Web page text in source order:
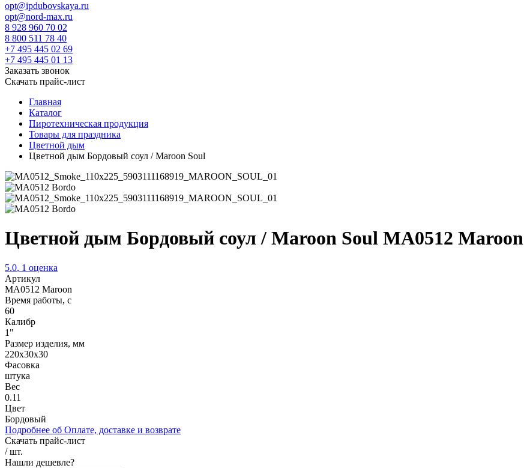
opt@ipdubovskaya.ru
opt@nord-max.ru
8 928 960 70 02
8 800 511 78 40
+7 495 445 02 69
+7 495 445 01 13
Заказать звонок
Скачать прайс-лист
Главная
Каталог
Пиротехническая продукция
Товары для праздника
Цветной дым
Цветной дым Бордовый соул / Maroon Soul
Цветной дым Бордовый соул / Maroon Soul MA0512 Maroon
5.0, 1 оценка
Артикул
MA0512 Maroon
Время работы, с
60
Калибр
1"
Размер изделия, мм
220х30х30
Фасовка
штука
Вес
0.11
Цвет
Бордовый
Подробнее об Оплате, доставке и возврате
Скачать прайс-лист
/ шт.
Нашли дешевле?